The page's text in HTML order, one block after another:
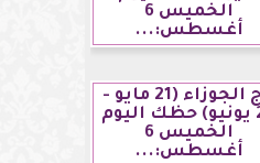
الخميس 6
أغسطس:...
برج الجوزاء (21 مايو -
20 يونيو) حظك اليوم
الخميس 6
أغسطس:...